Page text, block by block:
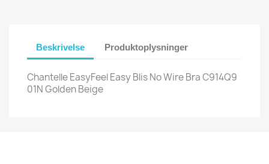
Beskrivelse Produktoplysninger
Chantelle EasyFeel Easy Blis No Wire Bra C914Q9
01N Golden Beige